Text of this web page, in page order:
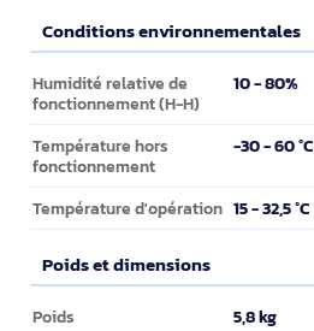
Conditions environnementales
Conditions environnementales
Humidité relative de
fonctionnement (H-H)
10 - 80%
Température hors
fonctionnement
-30 - 60 °C
Température d'opération 15 - 32,5 °C
Poids et dimensions
Poids et dimensions
Poids 5,8 kg